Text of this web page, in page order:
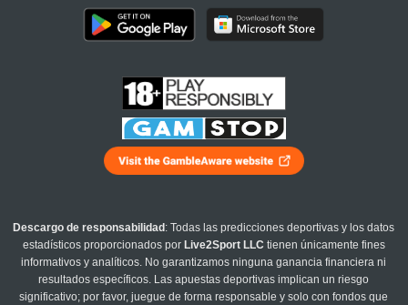
Descargo de responsabilidad : Todas las predicciones deportivas y los datos
estadísticos proporcionados por Live2Sport LLC tienen únicamente fines
informativos y analíticos. No garantizamos ninguna ganancia financiera ni
resultados específicos. Las apuestas deportivas implican un riesgo
significativo; por favor, juegue de forma responsable y solo con fondos que